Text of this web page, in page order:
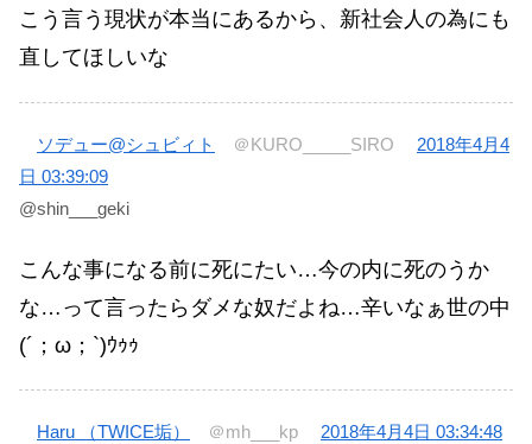
こう言う現状が本当にあるから、新社会人の為にも
直してほしいな
ソデュー@シュビィト ＠KURO_____SIRO
2018年4月4
日 03:39:09
@shin___geki
こんな事になる前に死にたい…今の内に死のうか
な…って言ったらダメな奴だよね…辛いなぁ世の中
(´；ω；`)ｳｩｩ
Haru （TWICE垢） ＠mh___kp
2018年4月4日 03:34:48